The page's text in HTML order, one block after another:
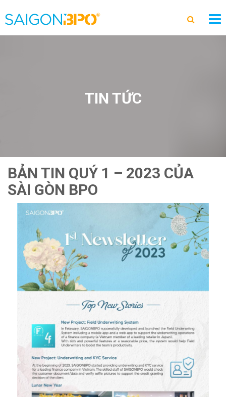
TIN TỨC
BẢN TIN QUÝ 1 – 2023 CỦA
SÀI GÒN BPO